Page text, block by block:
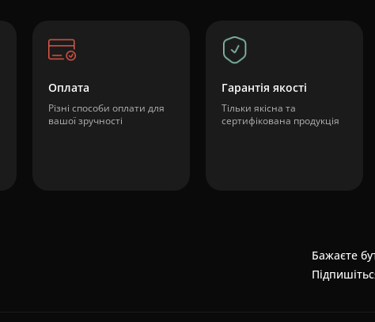
Оплата
Різні способи оплати для
вашої зручності
Гарантія якості
Тільки якісна та
сертифікована продукція
Бажаєте